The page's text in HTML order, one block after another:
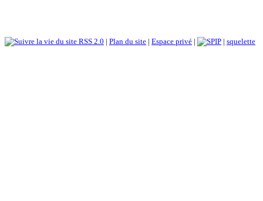
RSS 2.0 | Plan du site | Espace privé | | squelette